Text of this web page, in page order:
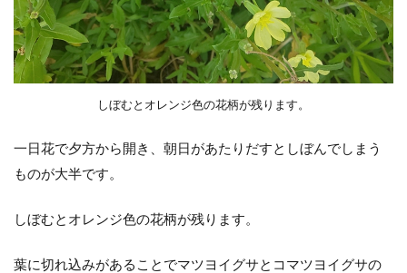
6
背
の
黄
色
花
れ
セ
しぼむとオレンジ色の花柄が残ります。
一日花で夕方から開き、朝日があたりだすとしぼんでしまう
ものが大半です。
しぼむとオレンジ色の花柄が残ります。
葉に切れ込みがあることでマツヨイグサとコマツヨイグサの